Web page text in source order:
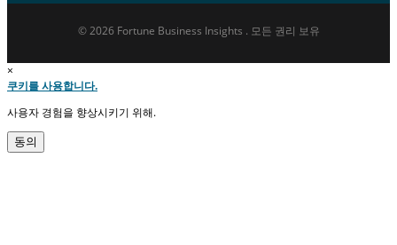
© 2026 Fortune Business Insights . 모든 권리 보유
×
쿠키를 사용합니다.
사용자 경험을 향상시키기 위해.
동의